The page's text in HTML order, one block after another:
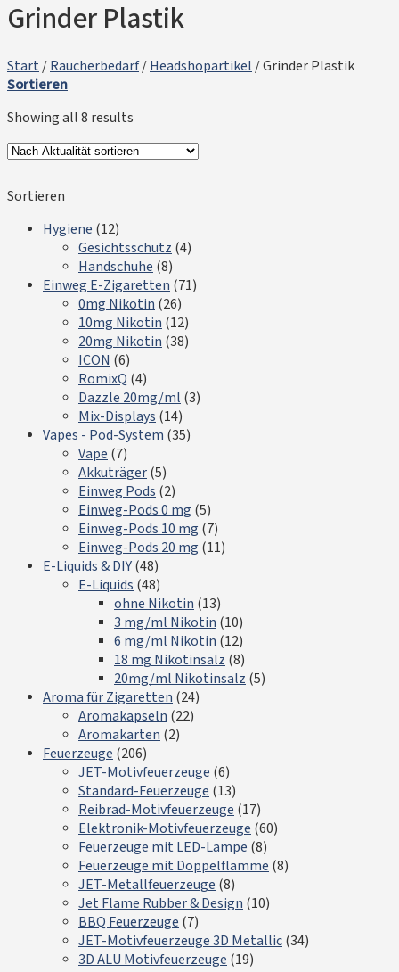
Grinder Plastik
Start/Raucherbedarf/Headshopartikel /Grinder Plastik
Sortieren
Showing all 8 results
Sortieren
Hygiene (12)
Gesichtsschutz (4)
Handschuhe (8)
Einweg E-Zigaretten (71)
0mg Nikotin (26)
10mg Nikotin (12)
20mg Nikotin (38)
ICON (6)
RomixQ (4)
Dazzle 20mg/ml (3)
Mix-Displays (14)
Vapes - Pod-System (35)
Vape (7)
Akkuträger(5)
Einweg Pods (2)
Einweg-Pods 0 mg (5)
Einweg-Pods 10 mg (7)
Einweg-Pods 20 mg (11)
E-Liquids & DIY(48)
E-Liquids (48)
ohne Nikotin (13)
3 mg/ml Nikotin (10)
6 mg/ml Nikotin (12)
18 mg Nikotinsalz (8)
20mg/ml Nikotinsalz (5)
Aroma für Zigaretten (24)
Aromakapseln (22)
Aromakarten (2)
Feuerzeuge (206)
JET-Motivfeuerzeuge (6)
Standard-Feuerzeuge (13)
Reibrad-Motivfeuerzeuge (17)
Elektronik-Motivfeuerzeuge (60)
Feuerzeuge mit LED-Lampe (8)
Feuerzeuge mit Doppelflamme (8)
JET-Metallfeuerzeuge (8)
Jet Flame Rubber & Design (10)
BBQ Feuerzeuge (7)
JET-Motivfeuerzeuge 3D Metallic(34)
3D ALU Motivfeuerzeuge (19)